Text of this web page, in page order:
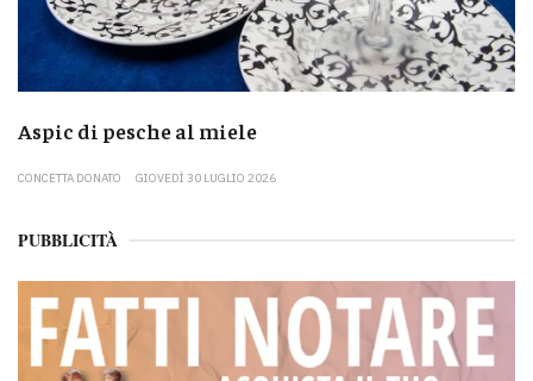
Aspic di pesche al miele
CONCETTA DONATO GIOVEDÌ 30 LUGLIO 2026
PUBBLICITÀ